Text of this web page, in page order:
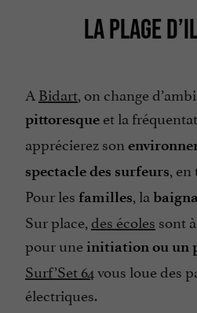
LA PLAGE
A Bidart, on change
pittoresque et la
apprécierez son
spectacle des surfeurs,
Pour les familles, la
Sur place,des écoles sont
pour uneinitiation ou un
Surf’Set 64vous loue des
électriques.